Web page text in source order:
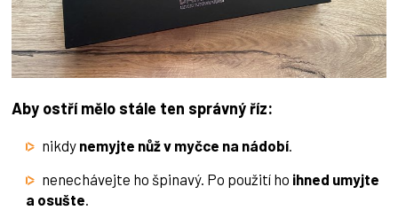
Aby ostří mělo stále ten správný říz:
nikdy nemyjte nůž v myčce na nádobí
nenechávejte ho špinavý. Po použití ho ihned umyjte
a osušte